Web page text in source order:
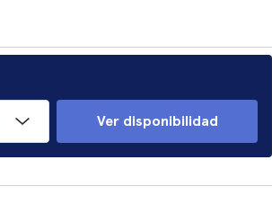
Ver disponibilidad